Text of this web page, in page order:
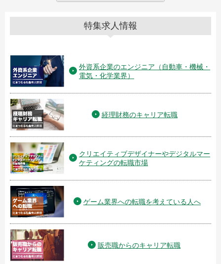
特集求人情報
外資系企業のエンジニア（自動車・機械・
電気・化学業界）
経理財務のキャリア転職
クリエイティブデザイナーやデジタルマー
ケティングの転職市場
ゲーム業界への転職を考えている人へ
販売職からのキャリア転職